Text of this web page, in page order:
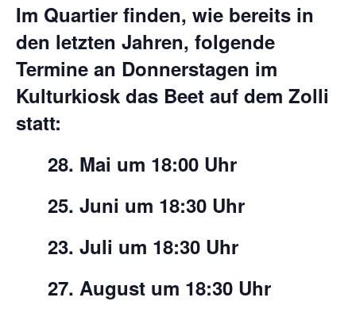
Im Quartier finden, wie bereits in
den letzten Jahren, folgende
Termine an Donnerstagen im
Kulturkiosk das Beet auf dem Zolli
statt:
28. Mai um 18:00 Uhr
25. Juni um 18:30 Uhr
23. Juli um 18:30 Uhr
27. August um 18:30 Uhr